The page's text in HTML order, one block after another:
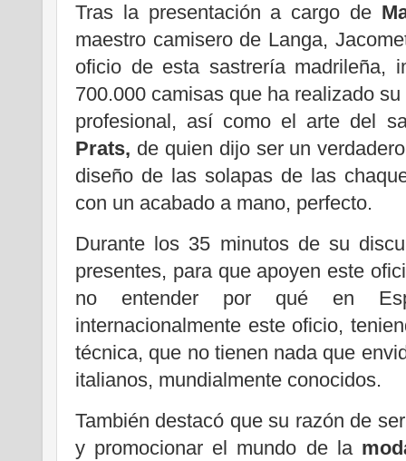
Tras la presentación a cargo de
maestro camisero de Langa,
oficio de esta sastrería madrileña,
700.000 camisas que ha realizado
profesional, así como el arte del
Prats, de quien dijo ser un
diseño de las solapas de las
con un acabado a mano, perfecto.
Durante los 35 minutos de su
presentes, para que apoyen este
no entender por qué en
internacionalmente este oficio,
técnica, que no tienen nada que
italianos, mundialmente conocidos.
También destacó que su razón de
y promocionar el mundo de la